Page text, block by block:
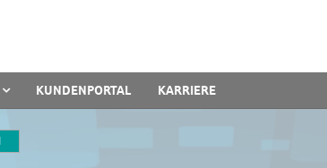
KUNDENPORTAL KARRIERE